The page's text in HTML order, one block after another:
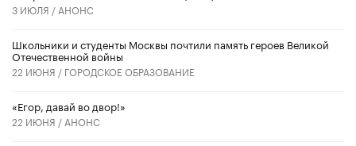
3 ИЮЛЯ / АНОНС
Школьники и студенты Москвы почтили память героев Великой
Отечественной войны
22 ИЮНЯ / ГОРОДСКОЕ ОБРАЗОВАНИЕ
«Егор, давай во двор!»
22 ИЮНЯ / АНОНС